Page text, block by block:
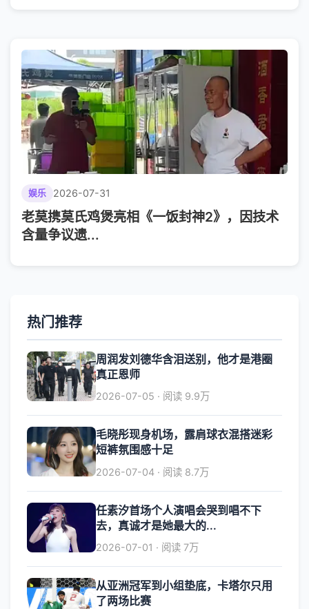
娱乐 2026-07-31
老莫携莫氏鸡煲亮相《一饭封神2》，因技术
含量争议遗...
热门推荐
周润发刘德华含泪送别，他才是港圈
真正恩师
2026-07-05 · 阅读 9.9万
毛晓彤现身机场，露肩球衣混搭迷彩
短裤氛围感十足
2026-07-04 · 阅读 8.7万
任素汐首场个人演唱会哭到唱不下
去，真诚才是她最大的...
2026-07-01 · 阅读 7万
从亚洲冠军到小组垫底，卡塔尔只用
了两场比赛